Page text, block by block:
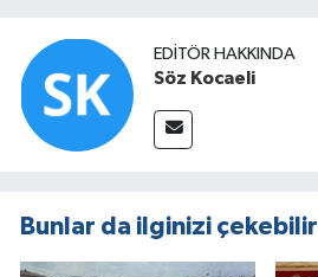
EDITÖR HAKKINDA
Söz Kocaeli
Bunlar da ilginizi çekebilir